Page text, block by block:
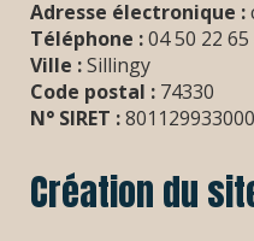
Adresse électronique :
Téléphone :04 50 22 65
Ville :Sillingy
Code postal : 74330
N° SIRET :
Création du